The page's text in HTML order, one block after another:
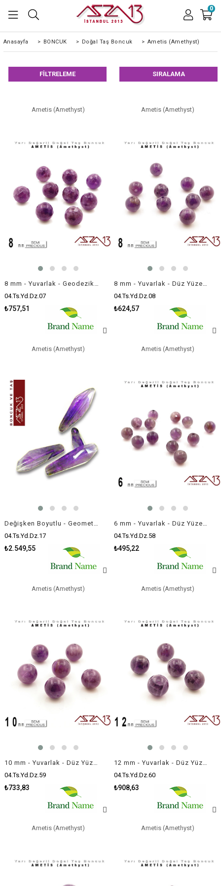
0
Anasayfa > BONCUK > Doğal Taş Boncuk > Ametis (Amethyst)
FILTRELEME SIRALAMA
Ametis (Amethyst)
8 mm - Yuvarlak - Geodezik Yüzey - Ametis (Amethyst) / 9 Adet
04.Ts.Yd.Dz.07
₺757,51
Ametis (Amethyst)
8 mm - Yuvarlak - Düz Yüzey - Ametis (Amethyst) / 9 Adet
04.Ts.Yd.Dz.08
₺624,57
Ametis (Amethyst)
04.Ts.Yd.Dz.17
₺2.549,55
Ametis (Amethyst)
04.Ts.Yd.Dz.58
₺495,22
Ametis (Amethyst)
10 mm - Yuvarlak - Düz Yüzey - Ametis (Amethyst) / 7 Adet
04.Ts.Yd.Dz.59
₺733,83
Ametis (Amethyst)
12 mm - Yuvarlak - Düz Yüzey - Ametis (Amethyst) / 5 Adet
04.Ts.Yd.Dz.60
₺908,63
Ametis (Amethyst) Ametis (Amethyst)